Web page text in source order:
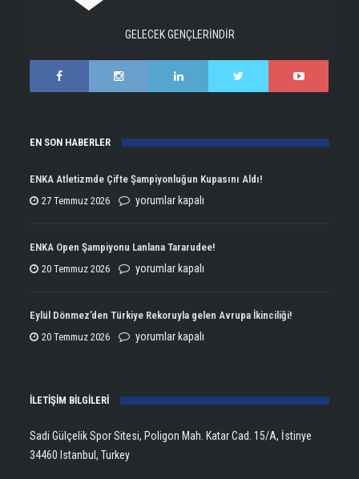
GELECEK GENÇLERİNDİR
EN SON HABERLER
ENKA Atletizmde Çifte Şampiyonluğun Kupasını Aldı!
27 Temmuz 2026
ENKA
Çifte
Şampiyonluğun
Aldı!
yorumlar kapalı
ENKA Open Şampiyonu Lanlana Tararudee!
20 Temmuz 2026
ENKA
Şampiyonu
Lanlana
yorumlar kapalı
Eylül Dönmez’den Türkiye Rekoruyla gelen Avrupa İkinciliği!
20 Temmuz 2026
Eylül
Rekoruyla
Avrupa
yorumlar kapalı
İLETİŞİM BİLGİLERİ
Sadi Gülçelik Spor Sitesi, Poligon Mah. Katar Cad. 15/A, İstinye
34460 Istanbul, Turkey